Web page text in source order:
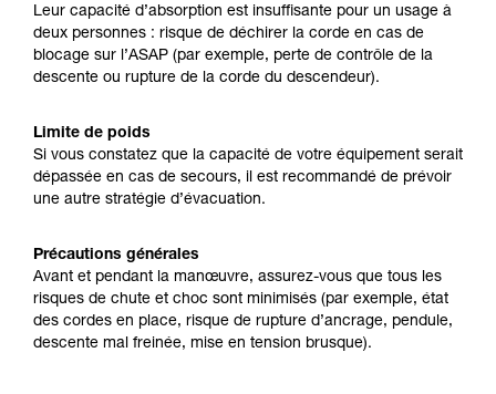
Leur capacité d’absorption est insuffisante pour un usage à
deux personnes : risque de déchirer la corde en cas de
blocage sur l’ASAP (par exemple, perte de contrôle de la
descente ou rupture de la corde du descendeur).
Limite de poids
Si vous constatez que la capacité de votre équipement serait
dépassée en cas de secours, il est recommandé de prévoir
une autre stratégie d’évacuation.
Précautions générales
Avant et pendant la manœuvre, assurez-vous que tous les
risques de chute et choc sont minimisés (par exemple, état
des cordes en place, risque de rupture d’ancrage, pendule,
descente mal freinée, mise en tension brusque).